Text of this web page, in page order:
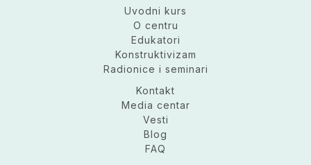
Uvodni kurs
O centru
Edukatori
Konstruktivizam
Radionice i seminari
Kontakt
Media centar
Vesti
Blog
FAQ